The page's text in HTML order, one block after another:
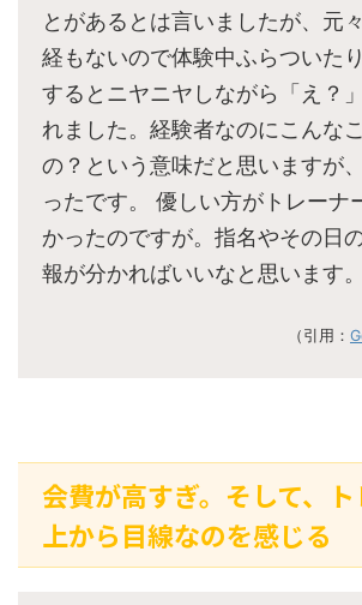
とがあるとは言いましたが、元
経もないので体験中ふらついた
するとニヤニヤしながら「え？
れました。経験者なのにこんな
の？という意味だと思いますが
ったです。 優しい方がトレーナ
かったのですが。指名やその日
報が分かればいいなと思います。
（引用：
会費が高すぎ。そして、
上から目線なのを感じる